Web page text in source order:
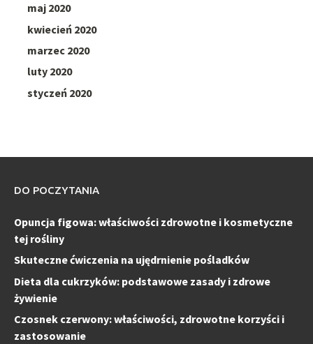
maj 2020
kwiecień 2020
marzec 2020
luty 2020
styczeń 2020
DO POCZYTANIA
Opuncja figowa: właściwości zdrowotne i kosmetyczne
tej rośliny
Skuteczne ćwiczenia na ujędrnienie pośladków
Dieta dla cukrzyków: podstawowe zasady i zdrowe
żywienie
Czosnek czerwony: właściwości, zdrowotne korzyści i
zastosowanie